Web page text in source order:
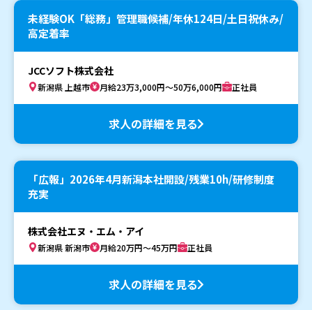
未経験OK「総務」管理職候補/年休124日/土日祝休み/
高定着率
JCCソフト株式会社
新潟県 上越市 月給23万3,000円～50万6,000円 正社員
求人の詳細を見る
「広報」2026年4月新潟本社開設/残業10h/研修制度
充実
株式会社エヌ・エム・アイ
新潟県 新潟市 月給20万円～45万円 正社員
求人の詳細を見る